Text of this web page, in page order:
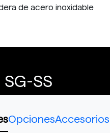
de acero inoxidable
SS
OpcionesAccesorios